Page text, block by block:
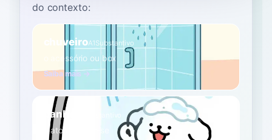
do contexto:
chuveiroA1Substantivo
o acessório ou box
Saiba mais →
banho
o ato de lavar-se